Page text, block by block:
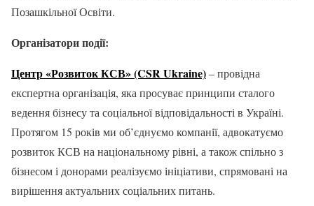
Позашкільної Освіти.
Організатори події:
Центр «Розвиток КСВ» (CSR Ukraine)– провідна
експертна організація, яка просуває принципи сталого
ведення бізнесу та соціальної відповідальності в Україні.
Протягом 15 років ми об’єднуємо компанії, адвокатуємо
розвиток КСВ на національному рівні, а також спільно з
бізнесом і донорами реалізуємо ініціативи, спрямовані на
вирішення актуальних соціальних питань.